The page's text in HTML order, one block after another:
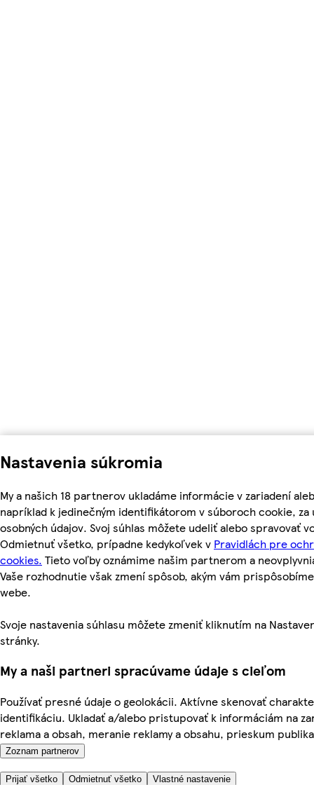
Nastavenia súkromia
My a našich 18 partnerov ukladáme informácie v zariadení
napríklad k jedinečným identifikátorom v súboroch cookie,
osobných údajov. Svoj súhlas môžete udeliť alebo spravovať
Odmietnuť všetko, prípadne kedykoľvek v Pravidlách pre
cookies. Tieto voľby oznámime našim partnerom a
Vaše rozhodnutie však zmení spôsob, akým vám
webe.
Svoje nastavenia súhlasu môžete zmeniť kliknutím na
stránky.
My a naši partneri spracúvame údaje s cieľom
Používať presné údaje o geolokácii. Aktívne skenovať
identifikáciu. Ukladať a/alebo pristupovať k informáciám na
reklama a obsah, meranie reklamy a obsahu, prieskum
Zoznam partnerov
Prijať všetko Odmietnuť všetko Vlastné nastavenie